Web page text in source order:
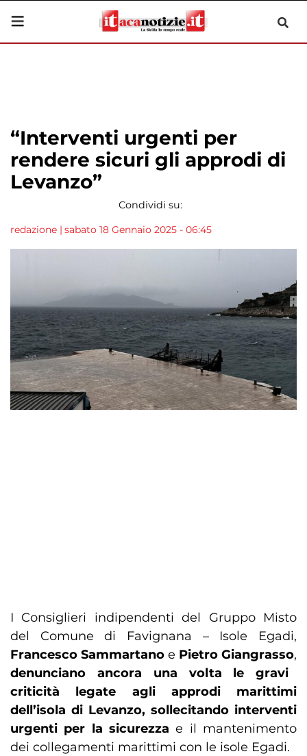
“Interventi urgenti per
rendere sicuri gli approdi di
Levanzo”
Condividi su:
redazione | sabato 18 Gennaio 2025 - 06:45
I Consiglieri indipendenti del Gruppo Misto
del Comune di Favignana – Isole Egadi,
Francesco Sammartano e Pietro Giangrasso,
denunciano ancora una volta le gravi
criticità legate agli approdi marittimi
dell’isola di Levanzo, sollecitando interventi
urgenti per la sicurezza e il mantenimento
dei collegamenti marittimi con le isole Egadi.